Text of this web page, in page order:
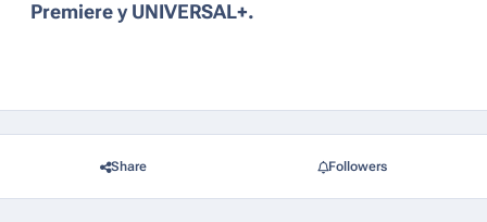
Premiere y UNIVERSAL+.
Share Followers